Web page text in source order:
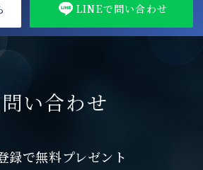
LINEで問い合わせ
い合わせ
録で無料プレゼント